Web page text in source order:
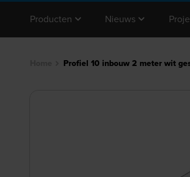
Producten Nieuws
Profiel 10 inbouw 2 meter wit